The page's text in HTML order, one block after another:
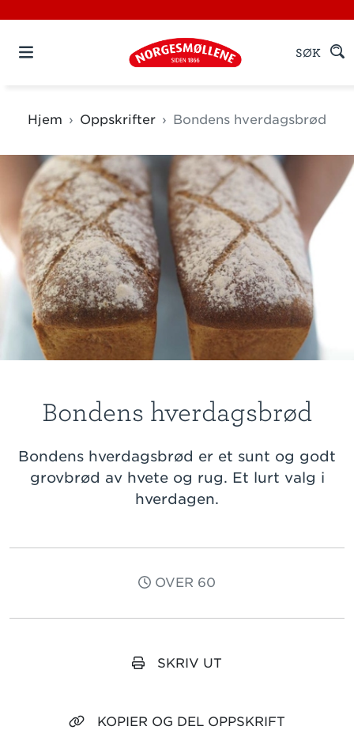
SØK
Hjem Oppskrifter Bondens hverdagsbrød
Bondens hverdagsbrød
Bondens hverdagsbrød er et sunt og godt
grovbrød av hvete og rug. Et lurt valg i
hverdagen.
OVER 60
SKRIV UT
KOPIER OG DEL OPPSKRIFT